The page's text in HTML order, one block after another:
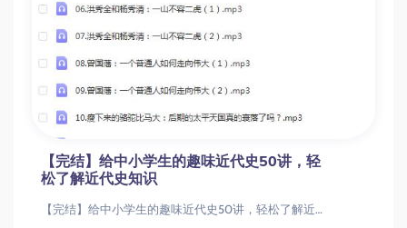
【完结】给中小学生的趣味近代史50讲，轻
松了解近代史知识
【完结】给中小学生的趣味近代史50讲，轻松了解近代史知识【完结】给中小学生的趣味近代史50讲，轻松了解近代史知识